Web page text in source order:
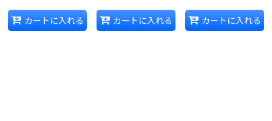
カートに入れる カートに入れる カートに入れる